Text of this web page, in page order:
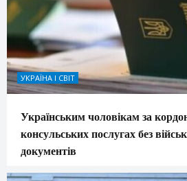
УКРАЇНА І СВІТ
Українським чоловікам за
консульських послугах без
документів